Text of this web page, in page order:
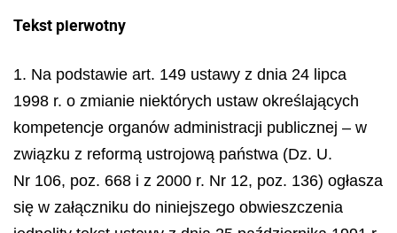
Tekst pierwotny
1. Na podstawie art. 149 ustawy z dnia 24 lipca
1998 r. o zmianie niektórych ustaw określających
kompetencje organów administracji publicznej – w
związku z reformą ustrojową państwa (Dz. U.
Nr 106, poz. 668 i z 2000 r. Nr 12, poz. 136) ogłasza
się w załączniku do niniejszego obwieszczenia